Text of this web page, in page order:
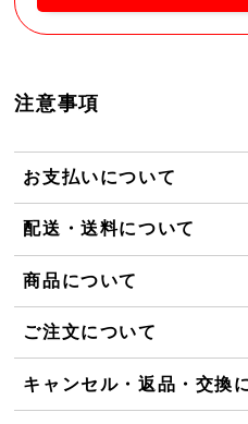
注意事項
お支払いについて
配送・送料について
商品について
ご注文について
キャンセル・返品・交換